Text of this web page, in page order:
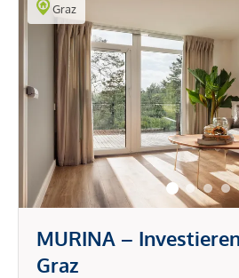
Graz
MURINA –
Graz